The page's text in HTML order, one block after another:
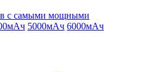
с самыми мощными
5000мАч 6000мАч